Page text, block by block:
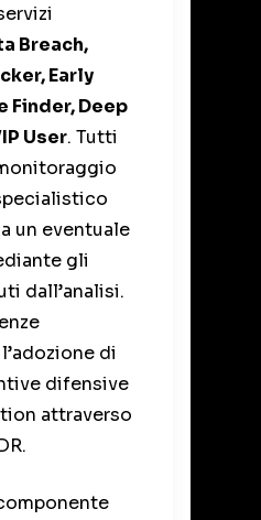
Breach,
Early
Finder, Deep
User. Tutti
un eventuale
gli
dall’analisi.
di
difensive
attraverso